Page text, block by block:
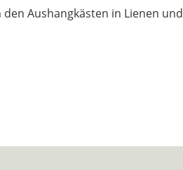
Aushangkästen in Lienen und